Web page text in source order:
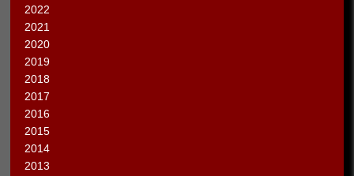
2022
2021
2020
2019
2018
2017
2016
2015
2014
2013